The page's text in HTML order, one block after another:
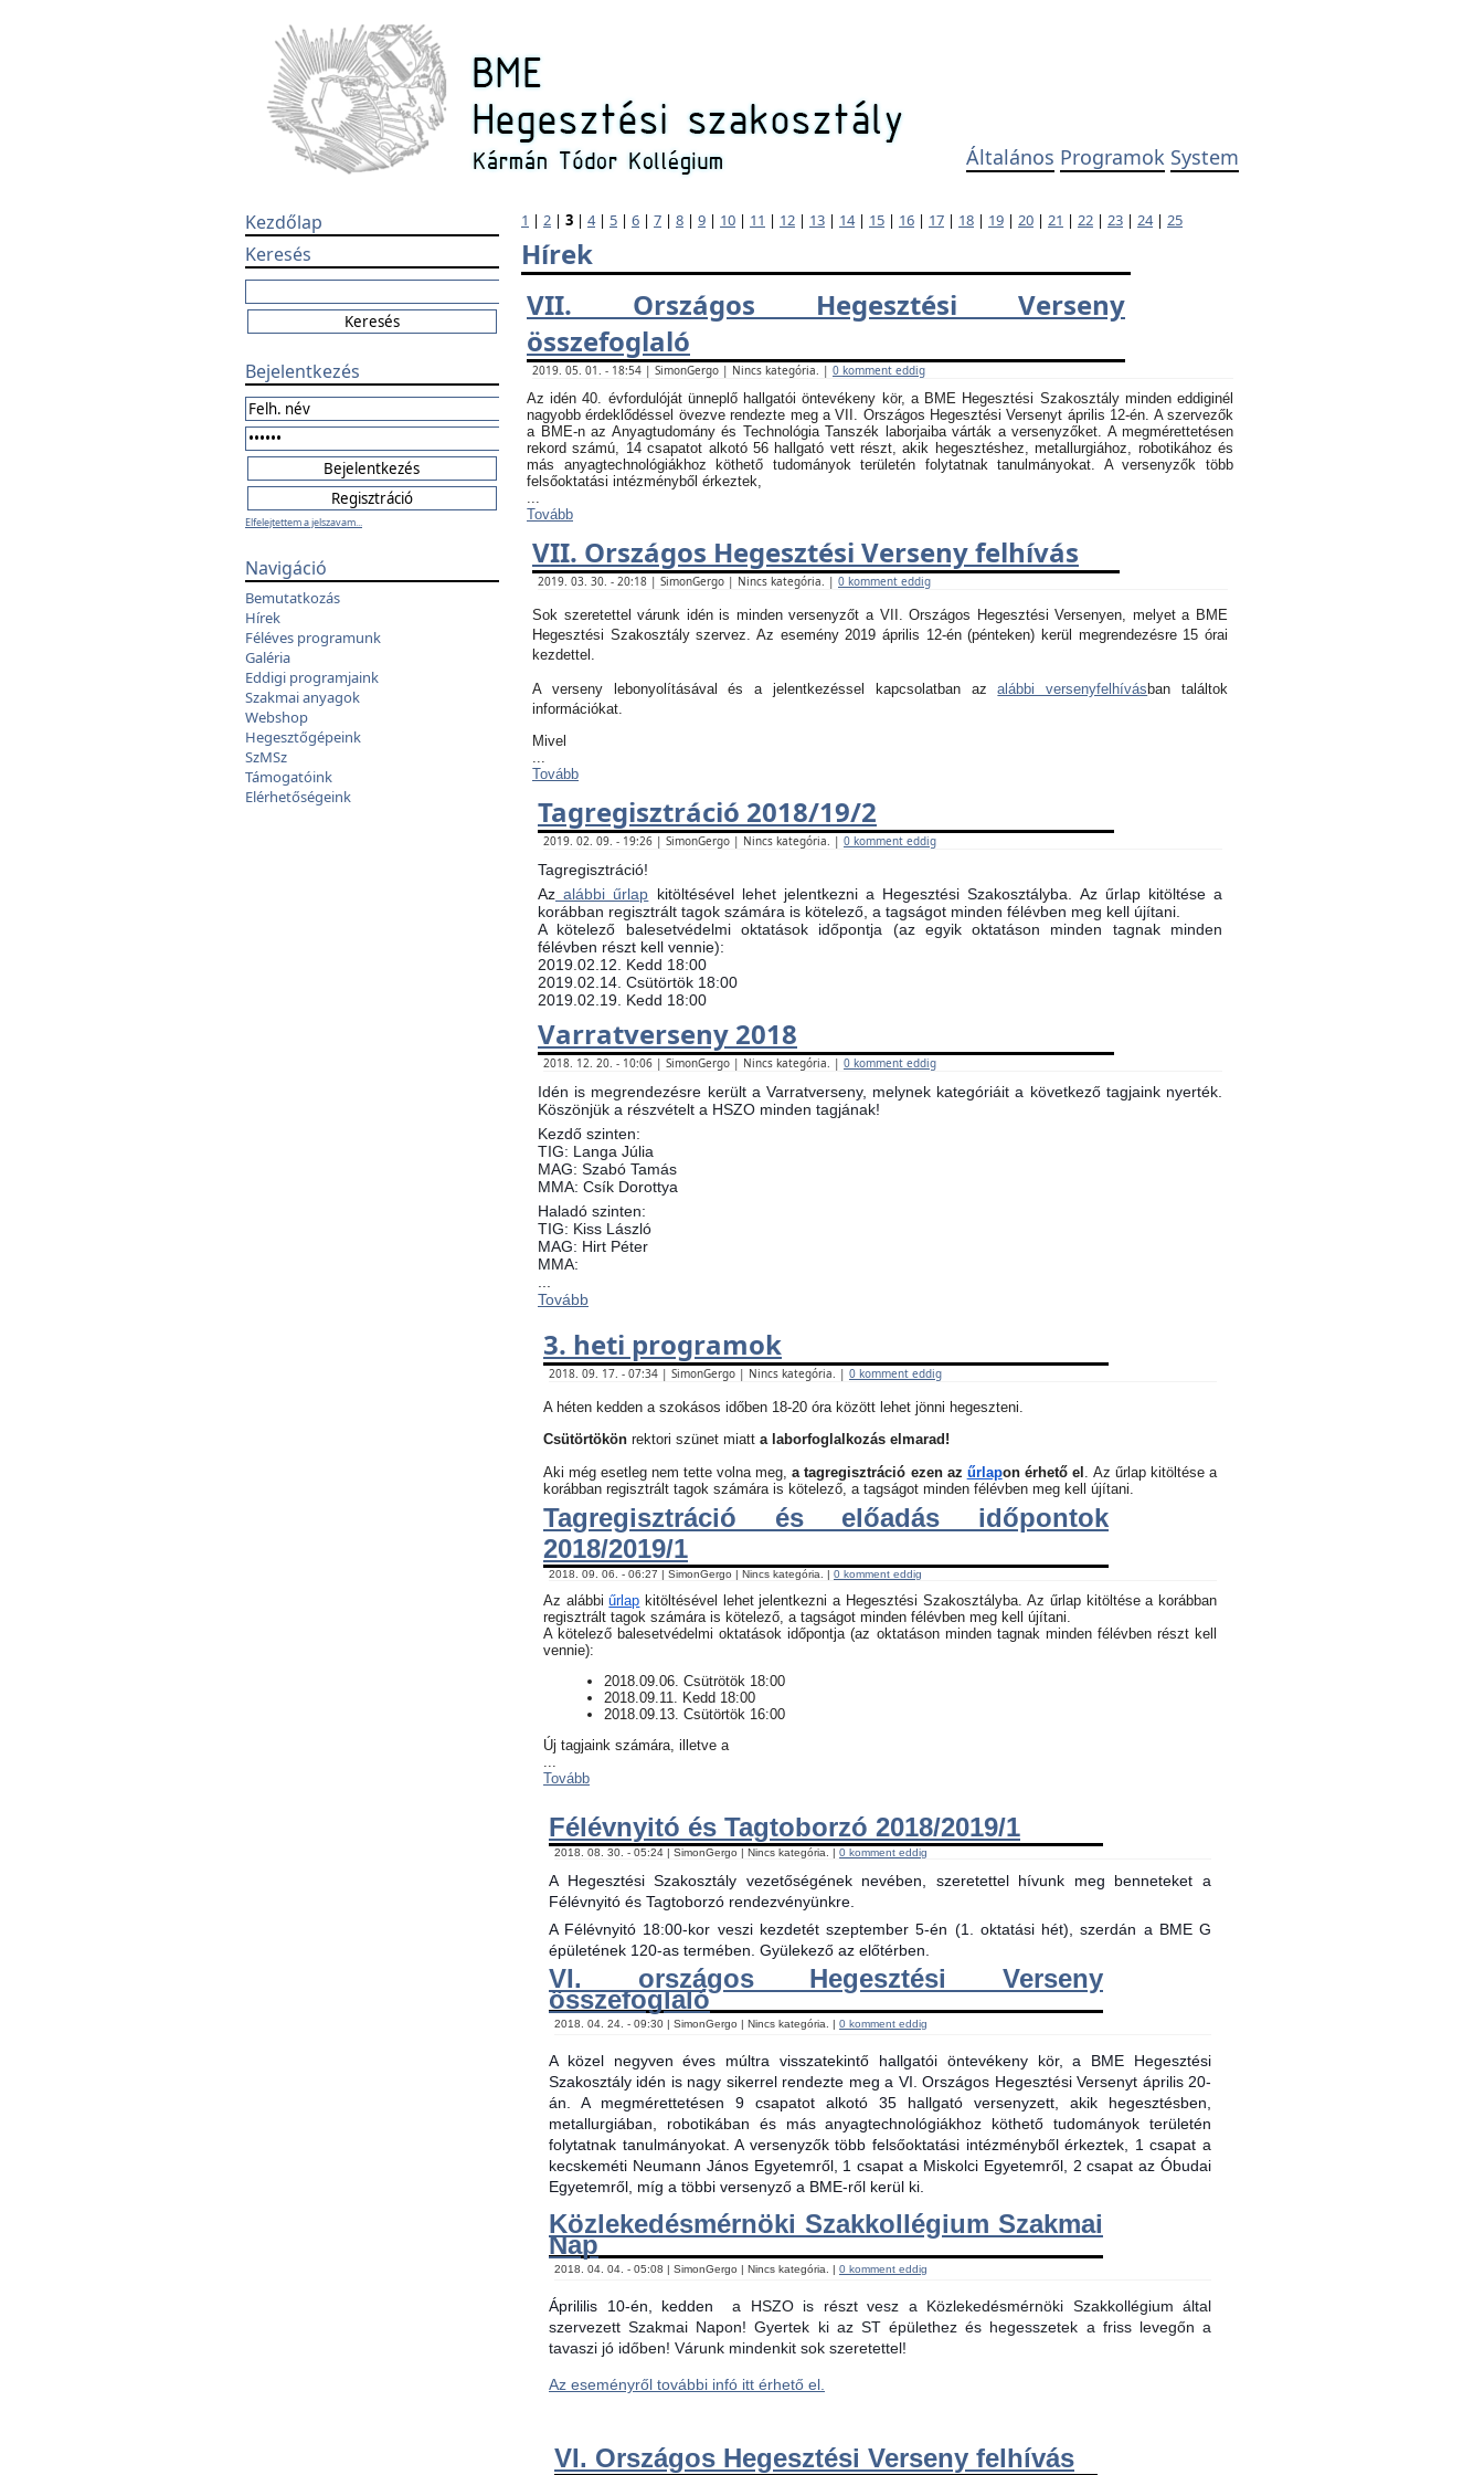
Általános Programok System
Kezdőlap
Keresés
Bejelentkezés
Elfelejtettem a jelszavam...
Navigáció
Bemutatkozás
Hírek
Féléves programunk
Galéria
Eddigi programjaink
Szakmai anyagok
Webshop
Hegesztőgépeink
SzMSz
Támogatóink
Elérhetőségeink
1 | 2 | 3 | 4| 5 | 6 | 7 | 8 | 9 | 10 | 11 | 12 | 13 | 14| 15 | 16 | 17 | 18 | 19 | 20 | 21 | 22 | 23 | 24| 25
Hírek
VII. Országos Hegesztési Verseny
összefoglaló
2019. 05. 01. - 18:54 | SimonGergo | Nincs kategória. | 0 komment eddig
Az idén 40. évfordulóját ünneplő hallgatói öntevékeny kör, a BME Hegesztési Szakosztály minden eddiginél
nagyobb érdeklődéssel övezve rendezte meg a VII. Országos Hegesztési Versenyt április 12-én. A szervezők
a BME-n az Anyagtudomány és Technológia Tanszék laborjaiba várták a versenyzőket. A megmérettetésen
rekord számú, 14 csapatot alkotó 56 hallgató vett részt, akik hegesztéshez, metallurgiához, robotikához és
más anyagtechnológiákhoz köthető tudományok területén folytatnak tanulmányokat. A versenyzők több
felsőoktatási intézményből érkeztek,
...
Tovább
VII. Országos Hegesztési Verseny felhívás
2019. 03. 30. - 20:18 | SimonGergo | Nincs kategória. | 0 komment eddig
Sok szeretettel várunk idén is minden versenyzőt a VII. Országos Hegesztési Versenyen, melyet a BME
Hegesztési Szakosztály szervez. Az esemény 2019 április 12-én (pénteken) kerül megrendezésre 15 órai
kezdettel.
A verseny lebonyolításával és a jelentkezéssel kapcsolatban azalábbi versenyfelhívás ban találtok
információkat.
Mivel
...
Tovább
Tagregisztráció 2018/19/2
2019. 02. 09. - 19:26 | SimonGergo | Nincs kategória. | 0 komment eddig
Tagregisztráció!
Az alábbi űrlap kitöltésével lehet jelentkezni a Hegesztési Szakosztályba. Az űrlap kitöltése a
korábban regisztrált tagok számára is kötelező, a tagságot minden félévben meg kell újítani.
​A kötelező balesetvédelmi oktatások időpontja (az egyik oktatáson minden tagnak minden
félévben részt kell vennie):
​2019.02.12. Kedd 18:00
2019.02.14. Csütörtök 18:00
2019.02.19. Kedd 18:00
Varratverseny 2018
2018. 12. 20. - 10:06 | SimonGergo | Nincs kategória. | 0 komment eddig
Idén is megrendezésre került a Varratverseny, melynek kategóriáit a következő tagjaink nyerték.
Köszönjük a részvételt a HSZO minden tagjának!
Kezdő szinten:
TIG: Langa Júlia
MAG: Szabó Tamás
MMA: Csík Dorottya
Haladó szinten:
TIG: Kiss László
MAG: Hirt Péter
MMA:
Tovább
3. heti programok
2018. 09. 17. - 07:34 | SimonGergo | Nincs kategória. | 0 komment eddig
A héten kedden a szokásos időben 18-20 óra között lehet jönni hegeszteni.
Csütörtökön rektori szünet miatt a laborfoglalkozás elmarad!
Aki még esetleg nem tette volna meg, a tagregisztráció ezen az űrlapon érhető el . Az űrlap kitöltése a
korábban regisztrált tagok számára is kötelező, a tagságot minden félévben meg kell újítani.
Tagregisztráció és előadás időpontok
2018/2019/1
2018. 09. 06. - 06:27 | SimonGergo | Nincs kategória. | 0 komment eddig
Az alábbiűrlap kitöltésével lehet jelentkezni a Hegesztési Szakosztályba. Az űrlap kitöltése a korábban
regisztrált tagok számára is kötelező, a tagságot minden félévben meg kell újítani.
​A kötelező balesetvédelmi oktatások időpontja (az oktatáson minden tagnak minden félévben részt kell
vennie):
​2018.09.06. Csütrötök 18:00
2018.09.11. Kedd 18:00
2018.09.13. Csütörtök 16:00
Új tagjaink számára, illetve a
...
Tovább
Félévnyitó és Tagtoborzó 2018/2019/1
2018. 08. 30. - 05:24 | SimonGergo | Nincs kategória. | 0 komment eddig
A Hegesztési Szakosztály vezetőségének nevében, szeretettel hívunk meg benneteket a
Félévnyitó és Tagtoborzó rendezvényünkre.
A Félévnyitó 18:00-kor veszi kezdetét szeptember 5-én (1. oktatási hét), szerdán a BME G
épületének 120-as termében. Gyülekező az előtérben.
VI. országos Hegesztési Verseny
összefoglaló
2018. 04. 24. - 09:30 | SimonGergo | Nincs kategória. | 0 komment eddig
A közel negyven éves múltra visszatekintő hallgatói öntevékeny kör, a BME Hegesztési
Szakosztály idén is nagy sikerrel rendezte meg a VI. Országos Hegesztési Versenyt április 20-
án. A megmérettetésen 9 csapatot alkotó 35 hallgató versenyzett, akik hegesztésben,
metallurgiában, robotikában és más anyagtechnológiákhoz köthető tudományok területén
folytatnak tanulmányokat. A versenyzők több felsőoktatási intézményből érkeztek, 1 csapat a
kecskeméti Neumann János Egyetemről, 1 csapat a Miskolci Egyetemről, 2 csapat az Óbudai
Egyetemről, míg a többi versenyző a BME-ről kerül ki.
Közlekedésmérnöki Szakkollégium Szakmai
Nap
2018. 04. 04. - 05:08 | SimonGergo | Nincs kategória. | 0 komment eddig
Áprililis 10-én, kedden
a HSZO is részt vesz a Közlekedésmérnöki Szakkollégium által
szervezett Szakmai Napon! Gyertek ki az ST épülethez és hegesszetek a friss levegőn a
tavaszi jó időben! Várunk mindenkit sok szeretettel!
Az eseményről további infó itt érhető el.
VI. Országos Hegesztési Verseny felhívás